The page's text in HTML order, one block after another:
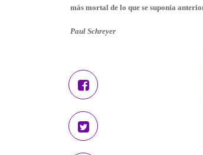
más mortal de lo que se suponía
Paul Schreyer